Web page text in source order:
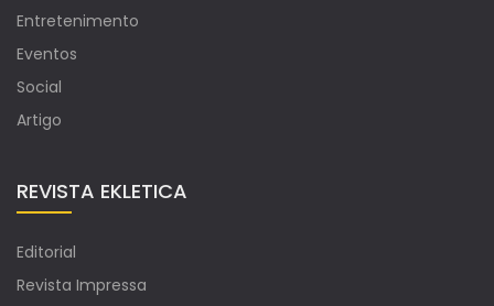
Entretenimento
Eventos
Social
Artigo
REVISTA EKLETICA
Editorial
Revista Impressa